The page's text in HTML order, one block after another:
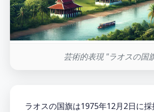
芸術的表現 "ラオスの国
ラオスの国旗は1975年12月2日に採